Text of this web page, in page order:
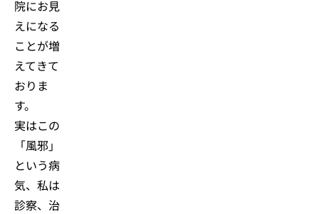
院にお見
えになる
ことが増
えてきて
おりま
す。
実はこの
「風邪」
という病
気、私は
診察、治